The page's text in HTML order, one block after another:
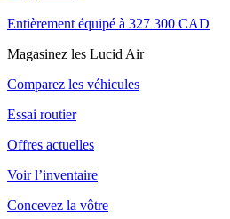
Entièrement équipé à 327 300 CAD
Magasinez les Lucid Air
Comparez les véhicules
Essai routier
Offres actuelles
Voir l’inventaire
Concevez la vôtre